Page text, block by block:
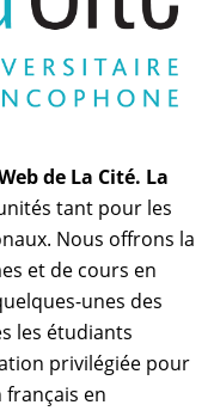
de La Cité. La
tant pour les
Nous offrons la
et de cours en
unes des
les étudiants
privilégiée pour
en